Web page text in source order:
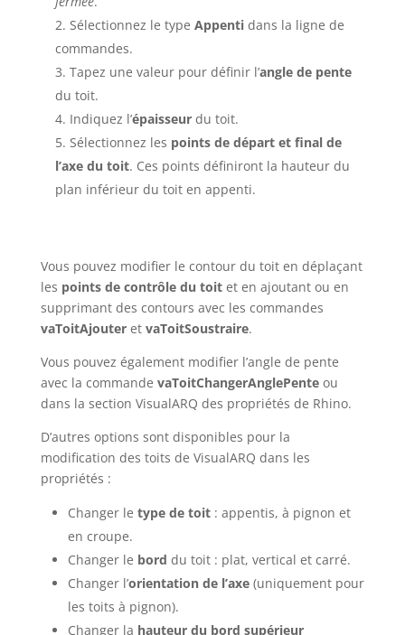
Sélectionnez le type Appentidans la ligne de
commandes.
Tapez une valeur pour définir l’angle de pente
du toit.
Indiquez l’épaisseurdu toit.
Sélectionnez les points de départ et final de
l’axe du toit. Ces points définiront la hauteur du
plan inférieur du toit en appenti.
Vous pouvez modifier le contour du toit en déplaçant
les points de contrôle du toitet en ajoutant ou en
supprimant des contours avec les commandes
vaToitAjouteret vaToitSoustraire.
Vous pouvez également modifier l’angle de pente
avec la commande vaToitChangerAnglePenteou
dans la section VisualARQ des propriétés de Rhino.
D’autres options sont disponibles pour la
modification des toits de VisualARQ dans les
propriétés :
Changer le type de toit : appentis, à pignon et
en croupe.
Changer le bord du toit : plat, vertical et carré.
Changer l’orientation de l’axe(uniquement pour
les toits à pignon).
Changer la hauteur du bord supérieur